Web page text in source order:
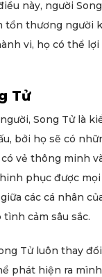
này, người
tổn thương người
vi, họ có thể
Tử
Song Tử là
bởi họ sẽ có
vẻ thông minh
phục được mọi
các cá nhân
cảm sâu sắc.
Tử luôn thay
phát hiện ra